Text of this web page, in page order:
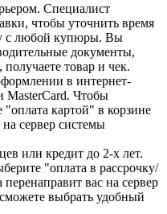
Специалист
чтобы уточнить время
с любой купюры. Вы
документы,
товар и чек.
в интернет-
MasterCard. Чтобы
картой" в корзине
сервер системы
или кредит до 2-х лет.
"оплата в рассрочку/
вас на сервер
выбрать удобный